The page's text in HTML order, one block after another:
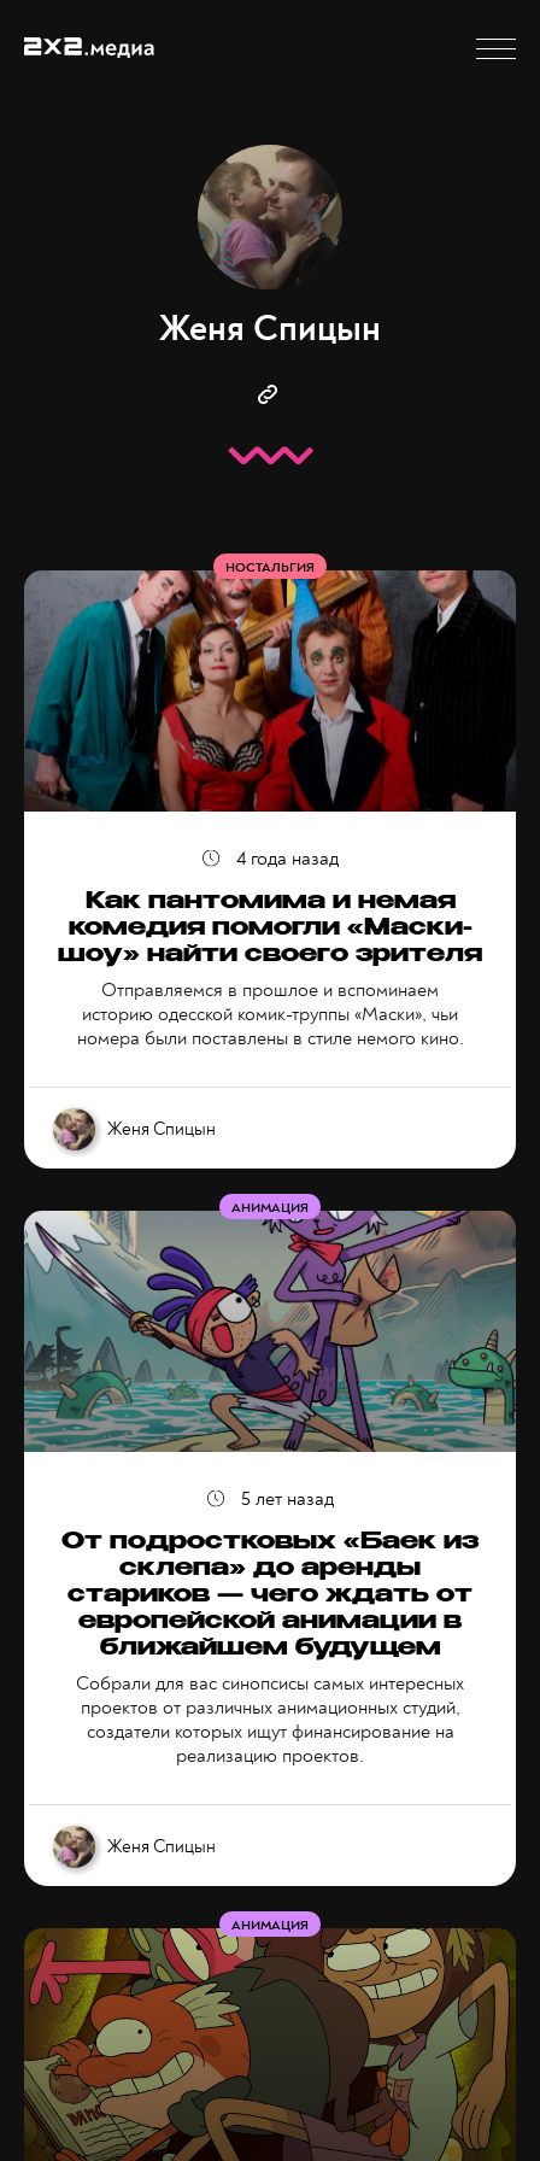
Женя Спицын
Как пантомима и немая
комедия помогли «Маски-
шоу» найти своего зрителя
Отправляемся в прошлое и вспоминаем
историю одесской комик-труппы «Маски», чьи
номера были поставлены в стиле немого кино.
НОСТАЛЬГИЯ
Женя Спицын
4 года назад
От подростковых «Баек из
склепа» до аренды
стариков — чего ждать от
европейской анимации в
ближайшем будущем
Собрали для вас синопсисы самых интересных
проектов от различных анимационных студий,
создатели которых ищут финансирование на
реализацию проектов.
АНИМАЦИЯ
Женя Спицын
5 лет назад
АНИМАЦИЯ